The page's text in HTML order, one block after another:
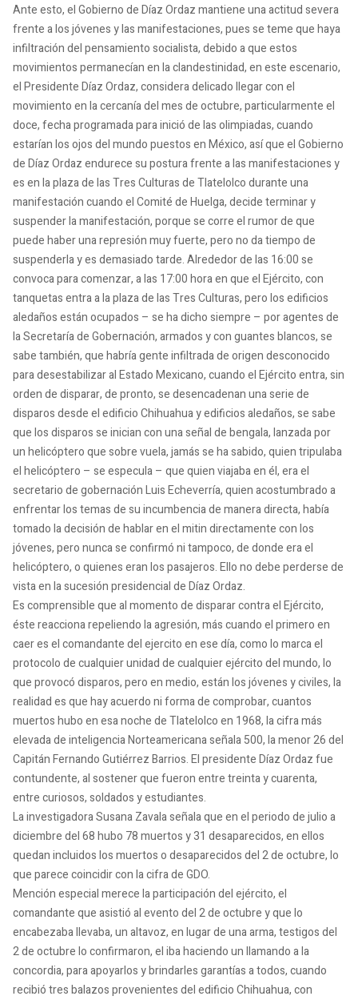
Ante esto, el Gobierno de Díaz Ordaz mantiene una actitud severa
frente a los jóvenes y las manifestaciones, pues se teme que haya
infiltración del pensamiento socialista, debido a que estos
movimientos permanecían en la clandestinidad, en este escenario,
el Presidente Díaz Ordaz, considera delicado llegar con el
movimiento en la cercanía del mes de octubre, particularmente el
doce, fecha programada para inició de las olimpiadas, cuando
estarían los ojos del mundo puestos en México, así que el Gobierno
de Díaz Ordaz endurece su postura frente a las manifestaciones y
es en la plaza de las Tres Culturas de Tlatelolco durante una
manifestación cuando el Comité de Huelga, decide terminar y
suspender la manifestación, porque se corre el rumor de que
puede haber una represión muy fuerte, pero no da tiempo de
suspenderla y es demasiado tarde. Alrededor de las 16:00 se
convoca para comenzar, a las 17:00 hora en que el Ejército, con
tanquetas entra a la plaza de las Tres Culturas, pero los edificios
aledaños están ocupados – se ha dicho siempre – por agentes de
la Secretaría de Gobernación, armados y con guantes blancos, se
sabe también, que habría gente infiltrada de origen desconocido
para desestabilizar al Estado Mexicano, cuando el Ejército entra, sin
orden de disparar, de pronto, se desencadenan una serie de
disparos desde el edificio Chihuahua y edificios aledaños, se sabe
que los disparos se inician con una señal de bengala, lanzada por
un helicóptero que sobre vuela, jamás se ha sabido, quien tripulaba
el helicóptero – se especula – que quien viajaba en él, era el
secretario de gobernación Luis Echeverría, quien acostumbrado a
enfrentar los temas de su incumbencia de manera directa, había
tomado la decisión de hablar en el mitin directamente con los
jóvenes, pero nunca se confirmó ni tampoco, de donde era el
helicóptero, o quienes eran los pasajeros. Ello no debe perderse de
vista en la sucesión presidencial de Díaz Ordaz.
Es comprensible que al momento de disparar contra el Ejército,
éste reacciona repeliendo la agresión, más cuando el primero en
caer es el comandante del ejercito en ese día, como lo marca el
protocolo de cualquier unidad de cualquier ejército del mundo, lo
que provocó disparos, pero en medio, están los jóvenes y civiles, la
realidad es que hay acuerdo ni forma de comprobar, cuantos
muertos hubo en esa noche de Tlatelolco en 1968, la cifra más
elevada de inteligencia Norteamericana señala 500, la menor 26 del
Capitán Fernando Gutiérrez Barrios. El presidente Díaz Ordaz fue
contundente, al sostener que fueron entre treinta y cuarenta,
entre curiosos, soldados y estudiantes.
La investigadora Susana Zavala señala que en el periodo de julio a
diciembre del 68 hubo 78 muertos y 31 desaparecidos, en ellos
quedan incluidos los muertos o desaparecidos del 2 de octubre, lo
que parece coincidir con la cifra de GDO.
Mención especial merece la participación del ejército, el
comandante que asistió al evento del 2 de octubre y que lo
encabezaba llevaba, un altavoz, en lugar de una arma, testigos del
2 de octubre lo confirmaron, el iba haciendo un llamando a la
concordia, para apoyarlos y brindarles garantías a todos, cuando
recibió tres balazos provenientes del edificio Chihuahua, con